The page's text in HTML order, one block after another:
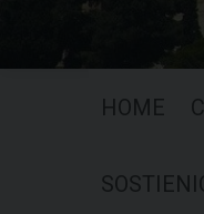
HOME